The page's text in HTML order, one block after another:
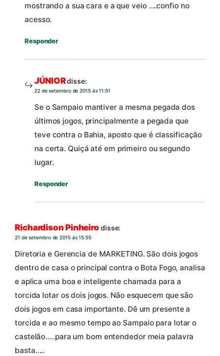
mostrando a sua cara e a que veio ….confio no
acesso.
Responder
JÚNIORdisse:
22 de setembro de 2015 às 11:51
Se o Sampaio mantiver a mesma pegada dos
últimos jogos, principalmente a pegada que
teve contra o Bahia, aposto que é classificação
na certa. Quiçá até em primeiro ou segundo
lugar.
Responder
Richardison Pinheiro disse:
21 de setembro de 2015 às 15:55
Diretoria e Gerencia de MARKETING. São dois jogos
dentro de casa o principal contra o Bota Fogo, analisa
e aplica uma boa e inteligente chamada para a
torcida lotar os dois jogos. Não esquecem que são
dois jogos em casa importante. Dê um presente a
torcida e ao mesmo tempo ao Sampaio para lotar o
castelão…..para um bom entendedor meia palavra
basta…..